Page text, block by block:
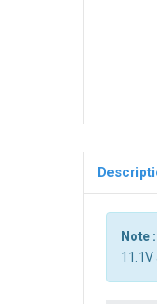
Note :